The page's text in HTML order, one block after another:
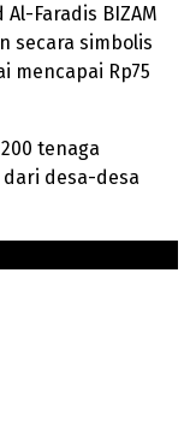
Faradis BIZAM
secara simbolis
mencapai Rp75
tenaga
desa-desa